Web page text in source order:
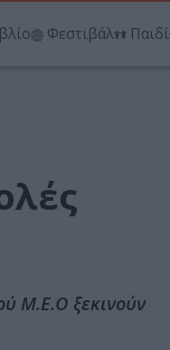
Φεστιβάλ Παιδί
Μ.Ε.Ο ξεκινούν